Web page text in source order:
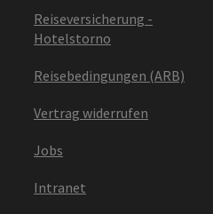
Reiseversicherung -
Hotelstorno
Reisebedingungen (ARB)
Vertrag widerrufen
Jobs
Intranet